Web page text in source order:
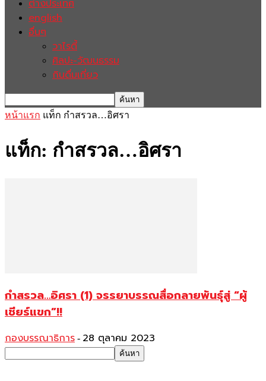
ต่างประเทศ
english
อื่นๆ
วาไรตี้
ศิลปะ-วัฒนธรรม
กินดื่มเที่ยว
หน้าแรก แท็ก กำสรวล…อิศรา
แท็ก: กำสรวล…อิศรา
กำสรวล…อิศรา (1) จรรยาบรรณสื่อกลายพันธุ์สู่ “ผู้
เชียร์แขก”!!
กองบรรณาธิการ - 28 ตุลาคม 2023